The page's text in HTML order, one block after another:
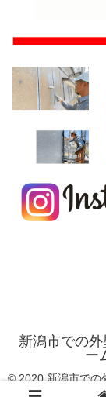
新潟市での
ー
© 2020 新潟市での